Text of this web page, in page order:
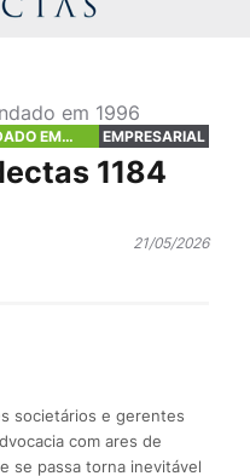
em 1996
EM
EMPRESARIAL
1184
21/05/2026
e gerentes
com ares de
se passa torna inevitável